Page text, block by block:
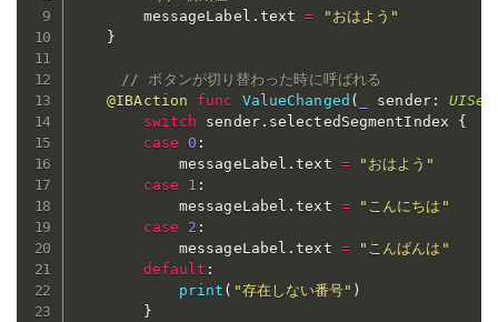
        messageLabel
. text =
"おはよう"
}
// ボタンが切り替わった時に呼ばれる
@IBAction
func ValueChanged ( sender:
switch sender. selectedSegmentIndex {
case
0 :
            messageLabel
.text =
"おはよう"
case
1 :
            messageLabel
.text =
"こんにちは"
case
2 :
            messageLabel
.text =
"こんばんは"
default :
print ( "存在しない番号" )
}